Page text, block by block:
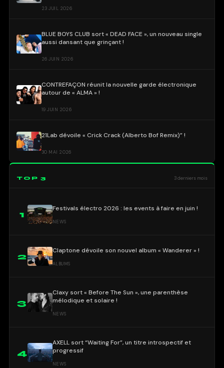
23 JUIL 2026
BLUE BOYS CLUB sort « DEAD FACE », un nouveau single
aussi dansant que grinçant !
26 JUIN 2026
CONTREFAÇON réunit la nouvelle garde électronique
autour de « ALMA » !
19 JUIN 2026
21Lab dévoile « Crick Crack (Alberto Bof Remix)” !
30 MAI 2026
TOP 3 3 derniers mois
1
Festivals électro 2026 : les events à faire en juin !
NEWS
2
Claptone dévoile son nouvel album « Wanderer » !
ALBUMS
3
Claxy sort « Before The Sun », une parenthèse
mélodique et solaire !
NEWS
4
AXELL sort “Waiting For”, un titre introspectif et
progressif
NEWS